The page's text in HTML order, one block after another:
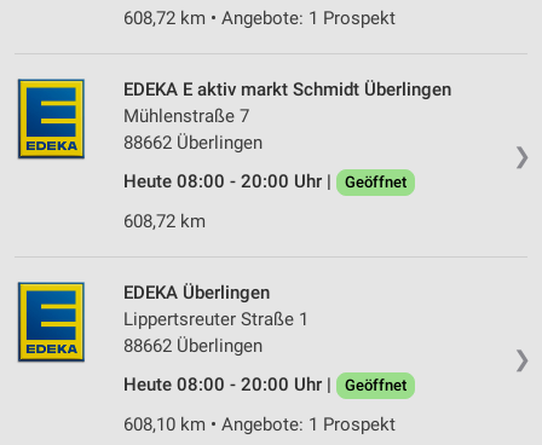
608,72 km • Angebote: 1 Prospekt
❯
EDEKA E aktiv markt Schmidt Überlingen
Mühlenstraße 7
88662 Überlingen
Heute 08:00 - 20:00 Uhr |
Geöffnet
608,72 km
❯
EDEKA Überlingen
Lippertsreuter Straße 1
88662 Überlingen
Heute 08:00 - 20:00 Uhr |
Geöffnet
608,10 km • Angebote: 1 Prospekt